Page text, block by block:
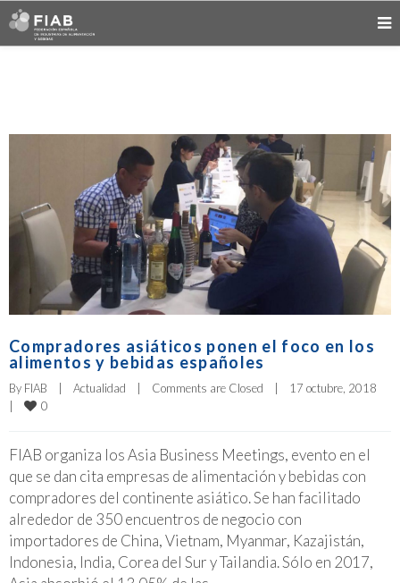
Compradores asiáticos ponen el foco en los
alimentos y bebidas españoles
By FIAB | Actualidad | Comments are Closed |
|
0
FIAB organiza los Asia Business Meetings, evento en el
que se dan cita empresas de alimentación y bebidas con
compradores del continente asiático. Se han facilitado
alrededor de 350 encuentros de negocio con
importadores de China, Vietnam, Myanmar, Kazajistán,
Indonesia, India, Corea del Sur y Tailandia. Sólo en 2017,